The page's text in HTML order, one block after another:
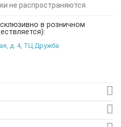
не распространяются.
в розничном
д. 4, ТЦ Дружба